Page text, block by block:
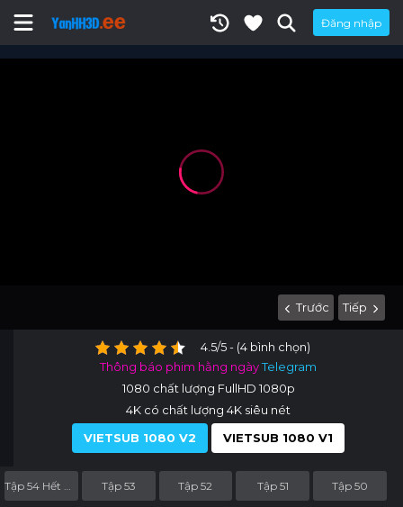
Đăng nhập
Trước Tiếp
4.5/5 - (4 bình chọn)
Thông báo phim hằng ngàyTelegram
1080 chất lượng FullHD 1080p
4K có chất lượng 4K siêu nét
VIETSUB 1080 V2
VIETSUB 1080 V1
Tập 53 Tập 52 Tập 51 Tập 50